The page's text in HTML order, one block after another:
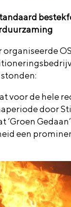
voor de hele
door
Gedaan’
een